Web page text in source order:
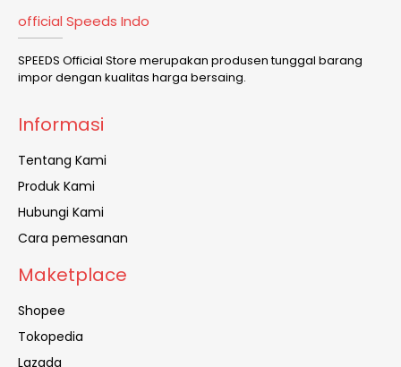
official Speeds Indo
SPEEDS Official Store merupakan produsen tunggal barang
impor dengan kualitas harga bersaing.
Informasi
Tentang Kami
Produk Kami
Hubungi Kami
Cara pemesanan
Maketplace
Shopee
Tokopedia
Lazada